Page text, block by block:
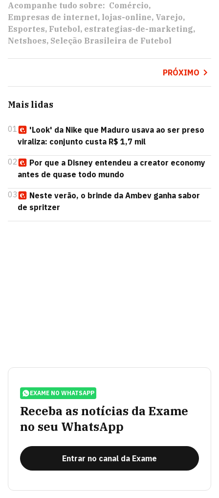
Acompanhe tudo sobre: Comércio
Empresas de internet lojas-online Varejo
Esportes Futebol estrategias-de-marketing
Netshoes Seleção Brasileira de Futebol
PRÓXIMO
Mais lidas
01
'Look' da Nike que Maduro usava ao ser preso
viraliza: conjunto custa R$ 1,7 mil
02
Por que a Disney entendeu a creator economy
antes de quase todo mundo
03
Neste verão, o brinde da Ambev ganha sabor
de spritzer
EXAME NO WHATSAPP
Receba as notícias da Exame
no seu WhatsApp
Entrar no canal da Exame